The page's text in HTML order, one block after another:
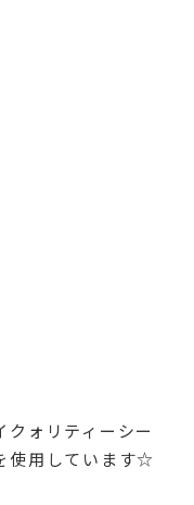
ォリティーシー
使用しています☆